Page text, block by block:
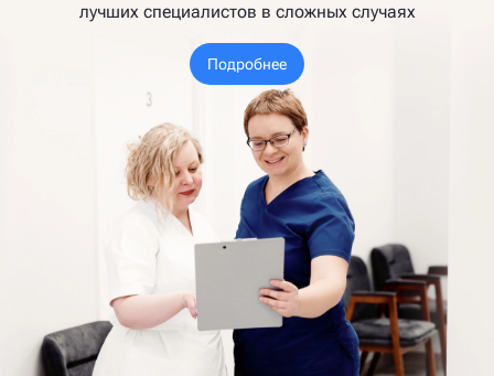
лучших специалистов в сложных случаях
Подробнее